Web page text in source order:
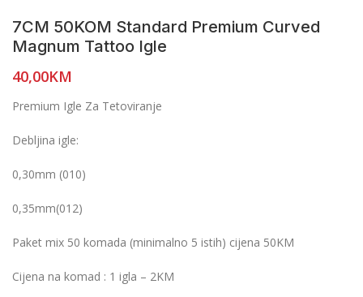
7CM 50KOM Standard Premium Curved
Magnum Tattoo Igle
40,00KM
Premium Igle Za Tetoviranje
Debljina igle:
0,30mm (010)
0,35mm(012)
Paket mix 50 komada (minimalno 5 istih) cijena 50KM
Cijena na komad : 1 igla – 2KM